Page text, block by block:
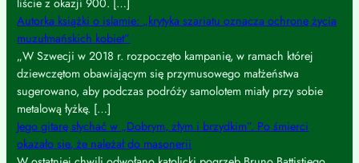
liście z okazji 900. […]
Autorka książki o islamie: „krytyka szariatu oznacza ochronę życia
muzułmańskich kobiet”
„W Szwecji w 2018 r. rozpoczęto kampanię, w ramach której
dziewczętom obawiającym się przymusowego małżeństwa
sugerowano, aby podczas podróży samolotem miały przy sobie
metalową łyżkę. […]
Jego gitarę słychać w „Dobrym, złym i brzydkim”. Po śmierci
okazało się, że należał do masonerii